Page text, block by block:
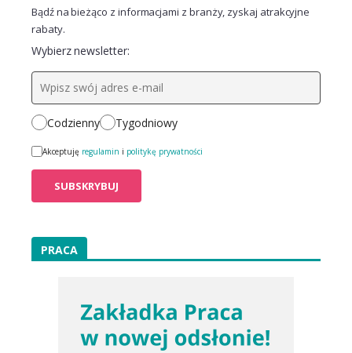
Bądź na bieżąco z informacjami z branży, zyskaj atrakcyjne
rabaty.
Wybierz newsletter:
Codzienny Tygodniowy
Akceptuję regulamin i politykę prywatności
PRACA